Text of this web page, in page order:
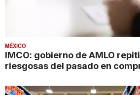
MÉXICO
IMCO: gobierno de AMLO
riesgosas del pasado en